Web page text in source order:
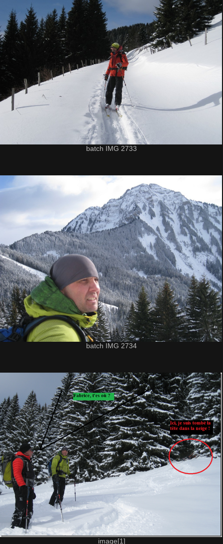
batch IMG 2733
batch IMG 2734
image[1]